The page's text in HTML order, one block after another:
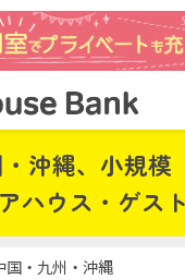
沖縄、小規模
ハウス・ゲス
国・九州・沖縄